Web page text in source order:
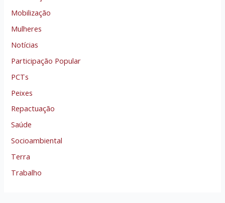
Mobilização
Mulheres
Notícias
Participação Popular
PCTs
Peixes
Repactuação
Saúde
Socioambiental
Terra
Trabalho